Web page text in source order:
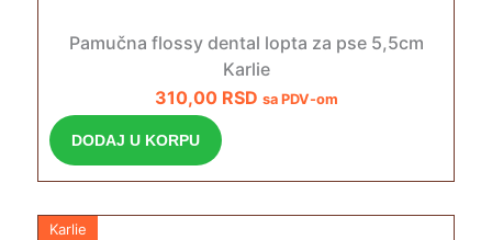
Pamučna flossy dental lopta za pse 5,5cm
Karlie
310,00 RSD sa PDV-om
DODAJ U KORPU
Karlie